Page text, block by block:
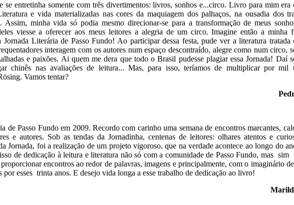
se entretinha somente com três divertimentos: livros, sonhos e...circo. Livro para mim
e vida materializadas nas cores da maquiagem dos palhaços, na ousadia dos
Assim, minha vida só podia mesmo direcionar-se para a transformação de meus
viesse a oferecer aos meus leitores a alegria de um circo. Imagine então a minha
Literária de Passo Fundo! Ao participar dessa festa, pude ver a literatura tratada
interagem com os autores num espaço descontraído, alegre como num circo,
e paixões. Ai quem me dera que todo o Brasil pudesse plagiar essa Jornada! Daí
chinês nas avaliações de leitura... Mas, para isso, teríamos de multiplicar por mil
Vamos tentar?
Pedro
de Passo Fundo em 2009. Recordo com carinho uma semana de encontros marcantes,
e autores. Sob as tendas da Jornadinha, centenas de leitores: olhares atentos e
Jornada, foi a realização de um projeto vigoroso, que na verdade acontece ao longo do
de dedicação à leitura e literatura não só com a comunidade de Passo Fundo, mas
encontros ao redor de palavras, imagens e principalmente, com o imaginário
por esses trinta anos. E desejo vida longa a esse trabalho de dedicação ao livro!
Marilda